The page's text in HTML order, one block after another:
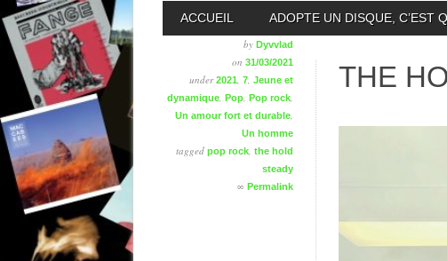
MAIN MENU
ACCUEIL ADOPTE UN DISQUE, C’EST
by Dyvvlad
on 31/03/2021
under2021 7 Jeune et
dynamique Pop Pop rock
Un amour fort et durable
Un homme
tagged pop rock the hold
steady
∞ Permalink
THE